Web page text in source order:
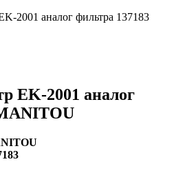
EK-2001 аналог